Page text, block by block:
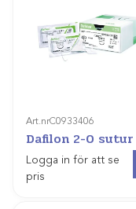
Art.nrC0933406
Dafilon 2-0 sutur
Logga in för att se
pris